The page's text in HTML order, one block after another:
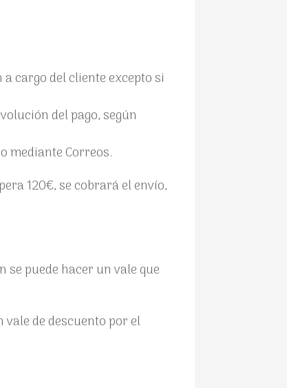
cargo del cliente excepto si
del pago, según
mediante Correos.
120€, se cobrará el envío,
puede hacer un vale que
de descuento por el